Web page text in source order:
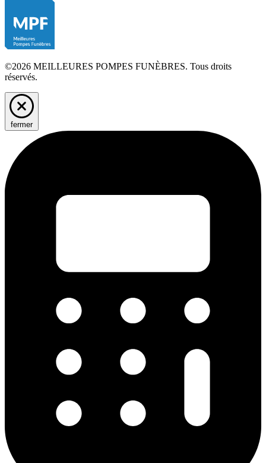
©2026 MEILLEURES POMPES FUNÈBRES. Tous droits
réservés.
fermer